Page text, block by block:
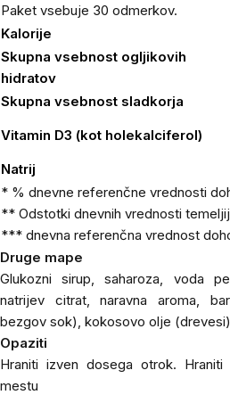
Paket vsebuje 30 odmerkov.
Kalorije
Skupna vsebnost ogljikovih
hidratov
Skupna vsebnost sladkorja
Vitamin D3 (kot holekalciferol)
Natrij
* % dnevne referenčne vrednosti
** Odstotki dnevnih vrednosti
*** dnevna referenčna vrednost
Druge mape
Glukozni sirup, saharoza, voda
natrijev citrat, naravna aroma,
bezgov sok), kokosovo olje
Opaziti
Hraniti izven dosega otrok.
mestu